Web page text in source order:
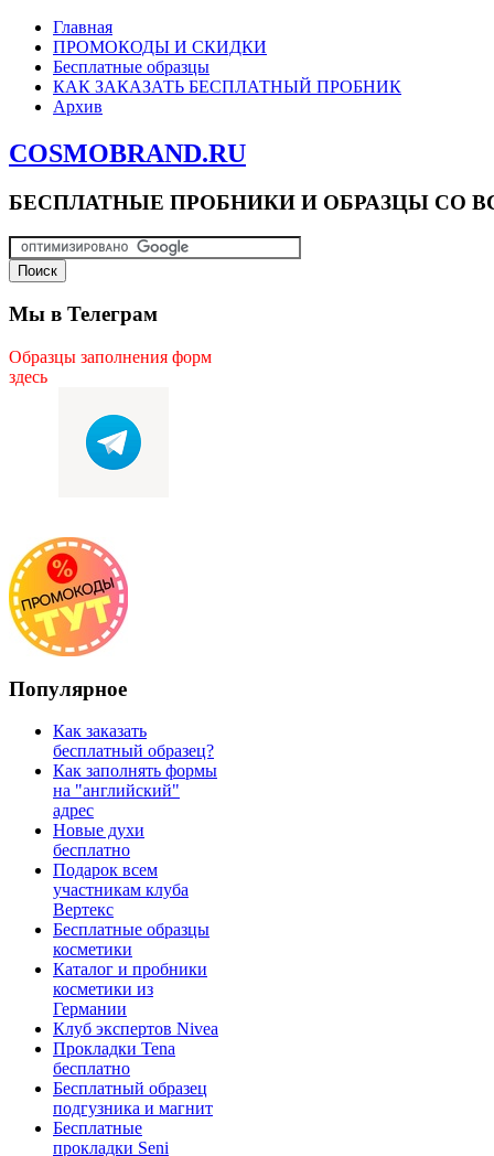
Главная
ПРОМОКОДЫ И СКИДКИ
Бесплатные образцы
КАК ЗАКАЗАТЬ БЕСПЛАТНЫЙ ПРОБНИК
Архив
COSMOBRAND.RU
БЕСПЛАТНЫЕ ПРОБНИКИ И ОБРАЗЦЫ СО
Мы в Телеграм
Образцы заполнения форм
здесь
Популярное
Как заказать
бесплатный образец?
Как заполнять формы
на "английский"
адрес
Новые духи
бесплатно
Подарок всем
участникам клуба
Вертекс
Бесплатные образцы
косметики
Каталог и пробники
косметики из
Германии
Клуб экспертов Nivea
Прокладки Tena
бесплатно
Бесплатный образец
подгузника и магнит
Бесплатные
прокладки Seni